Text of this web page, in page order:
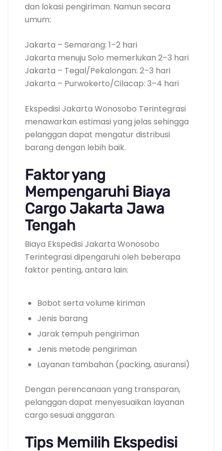
dan lokasi pengiriman. Namun secara
umum:
Jakarta – Semarang: 1–2 hari
Jakarta menuju Solo memerlukan 2–3 hari
Jakarta – Tegal/Pekalongan: 2–3 hari
Jakarta – Purwokerto/Cilacap: 3–4 hari
Ekspedisi Jakarta Wonosobo Terintegrasi
menawarkan estimasi yang jelas sehingga
pelanggan dapat mengatur distribusi
barang dengan lebih baik.
Faktor yang
Mempengaruhi Biaya
Cargo Jakarta Jawa
Tengah
Biaya Ekspedisi Jakarta Wonosobo
Terintegrasi dipengaruhi oleh beberapa
faktor penting, antara lain:
Bobot serta volume kiriman
Jenis barang
Jarak tempuh pengiriman
Jenis metode pengiriman
Layanan tambahan (packing, asuransi)
Dengan perencanaan yang transparan,
pelanggan dapat menyesuaikan layanan
cargo sesuai anggaran.
Tips Memilih Ekspedisi